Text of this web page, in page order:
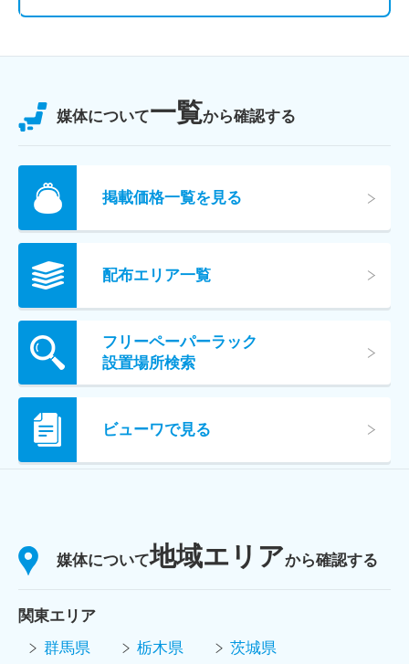
媒体について一覧から確認する
掲載価格一覧を見る
配布エリア一覧
フリーペーパーラック
設置場所検索
ビューワで見る
媒体について地域エリアから確認する
関東エリア
群馬県
栃木県 茨城県